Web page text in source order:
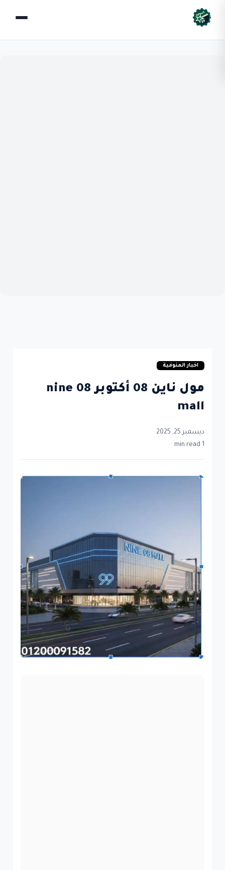
اخبار المنوفية
مول ناين 08 أكتوبر nine 08
mall
ديسمبر 25, 2025
1 min read